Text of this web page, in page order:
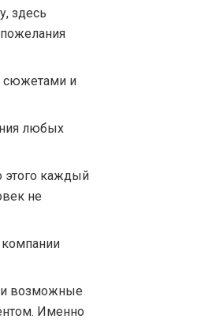
здесь
сюжетами и
любых
этого каждый
не
компании
и возможные
Именно